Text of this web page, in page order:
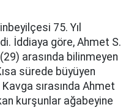
75. Yıl
İddiaya göre, Ahmet S.
arasında bilinmeyen
sürede büyüyen
sırasında Ahmet
kurşunlar ağabeyine